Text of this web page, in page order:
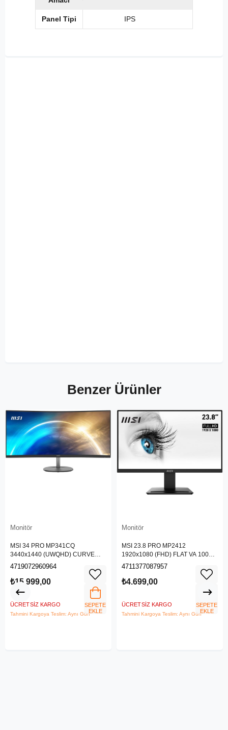
Panel Tipi IPS
Benzer Ürünler
Monitör
MSI 34 PRO MP341CQ
3440x1440 (UWQHD) CURVE
1500R VA 100HZ 1MS ANTI-
4719072960964
₺15.999,00
ÜCRETSIZ KARGO
Tahmini Kargoya Teslim: Aynı Gün
SEPETE
EKLE
Monitör
MSI 23.8 PRO MP2412
1920x1080 (FHD) FLAT VA 100HZ
1MS ANTI-GLARE MONITOR
4711377087957
₺4.699,00
ÜCRETSIZ KARGO
Tahmini Kargoya Teslim: Aynı Gün
SEPETE
EKLE